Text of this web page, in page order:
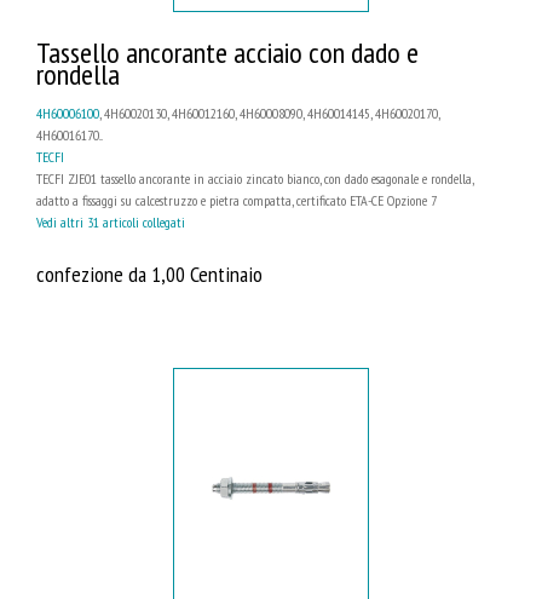
Tassello ancorante acciaio con dado e
rondella
4H60006100, 4H60020130, 4H60012160, 4H60008090, 4H60014145, 4H60020170,
4H60016170...
TECFI
TECFI ZJE01 tassello ancorante in acciaio zincato bianco, con dado esagonale e rondella,
adatto a fissaggi su calcestruzzo e pietra compatta, certificato ETA-CE Opzione 7
Vedi altri 31 articoli collegati
confezione da 1,00 Centinaio